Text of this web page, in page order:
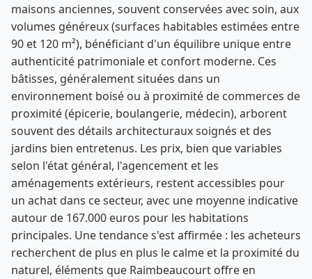
maisons anciennes, souvent conservées avec soin, aux
volumes généreux (surfaces habitables estimées entre
90 et 120 m²), bénéficiant d'un équilibre unique entre
authenticité patrimoniale et confort moderne. Ces
bâtisses, généralement situées dans un
environnement boisé ou à proximité de commerces de
proximité (épicerie, boulangerie, médecin), arborent
souvent des détails architecturaux soignés et des
jardins bien entretenus. Les prix, bien que variables
selon l'état général, l'agencement et les
aménagements extérieurs, restent accessibles pour
un achat dans ce secteur, avec une moyenne indicative
autour de 167.000 euros pour les habitations
principales. Une tendance s'est affirmée : les acheteurs
recherchent de plus en plus le calme et la proximité du
naturel, éléments que Raimbeaucourt offre en